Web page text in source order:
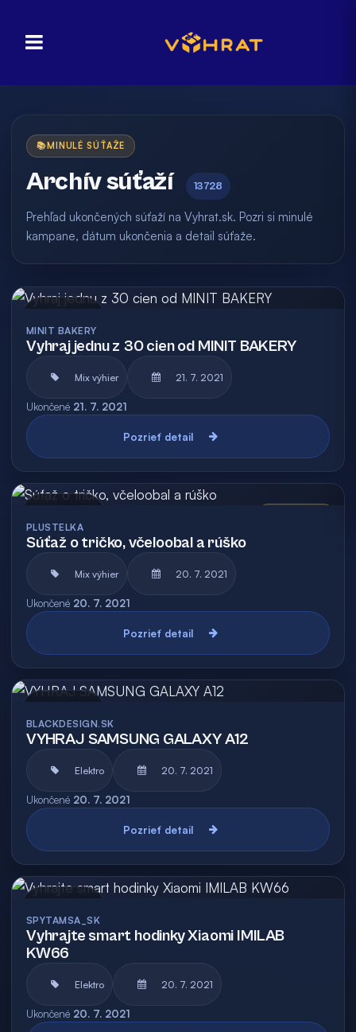
📚 MINULÉ SÚŤAŽE
Archív súťaží 13728
Prehľad ukončených súťaží na Vyhrat.sk. Pozri si minulé
kampane, dátum ukončenia a detail súťaže.
MINIT BAKERY
Vyhraj jednu z 30 cien od MINIT BAKERY
Mix výhier 21. 7. 2021
Ukončené 21. 7. 2021
Pozrieť detail
PLUSTELKA
Súťaž o tričko, včeloobal a rúško
Mix výhier 20. 7. 2021
Ukončené 20. 7. 2021
Pozrieť detail
BLACKDESIGN.SK
VYHRAJ SAMSUNG GALAXY A12
Elektro 20. 7. 2021
Ukončené 20. 7. 2021
Pozrieť detail
SPYTAMSA_SK
Vyhrajte smart hodinky Xiaomi IMILAB
KW66
Elektro 20. 7. 2021
Ukončené 20. 7. 2021